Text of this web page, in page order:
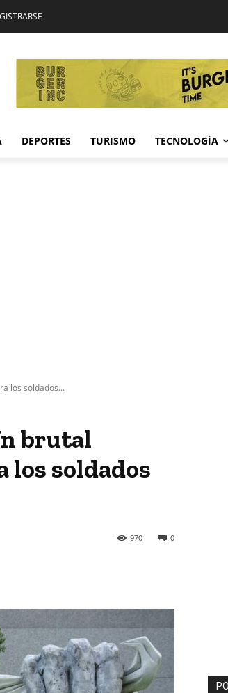
DEPORTES TURISMO TECNOLOGÍA
los soldados...
brutal
los soldados
0
970